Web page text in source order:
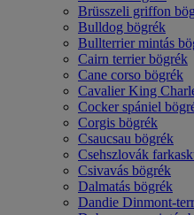
Brüsszeli griffon
Bulldog bögrék
Bullterrier mintás
Cairn terrier bögrék
Cane corso bögrék
Cavalier King
Cocker spániel
Corgis bögrék
Csaucsau bögrék
Csehszlovák
Csivavás bögrék
Dalmatás bögrék
Dandie Dinmont-